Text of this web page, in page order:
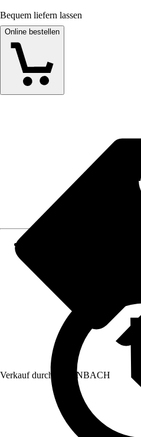
Bequem liefern lassen
Online bestellen
Verkauf durch: HORNBACH